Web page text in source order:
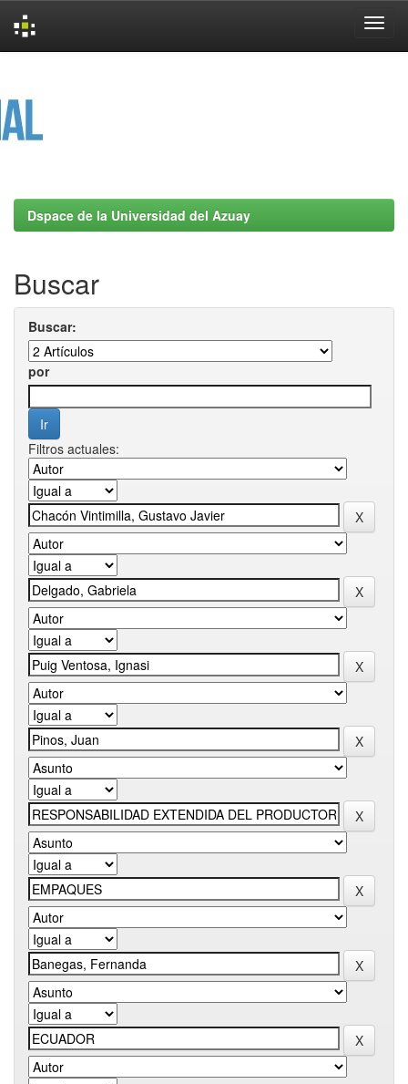
Dspace de la Universidad del Azuay
Buscar
Buscar:
por
Filtros actuales: